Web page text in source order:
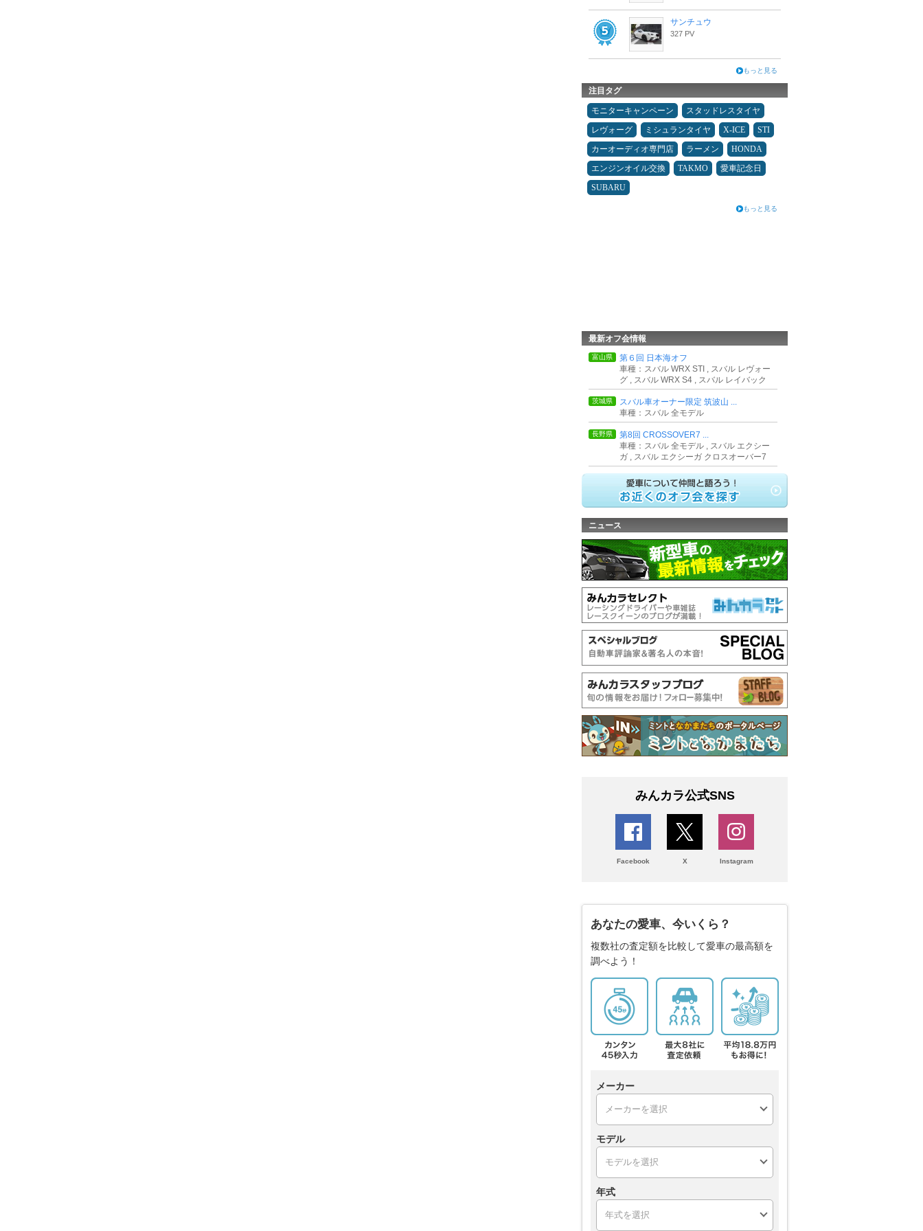
サンチュウ
327 PV
もっと見る
注目タグ
モニターキャンペーン
スタッドレスタイヤ
レヴォーグ
ミシュランタイヤ X-ICE
STI
カーオーディオ専門店
ラーメン
HONDA
エンジンオイル交換
TAKMO
愛車記念日
SUBARU
もっと見る
最新オフ会情報
富山県
第６回 日本海オフ
車種：スバル WRX STI , スバル レヴォー
グ , スバル WRX S4 , スバル レイバック
茨城県
スバル車オーナー限定 筑波山 ...
車種：スバル 全モデル
長野県
第8回 CROSSOVER7 ...
車種：スバル 全モデル , スバル エクシー
ガ , スバル エクシーガ クロスオーバー7
ニュース
みんカラ公式SNS
Facebook X Instagram
あなたの愛車、今いくら？
複数社の査定額を比較して愛車の最高額を
調べよう！
メーカー
モデル
年式